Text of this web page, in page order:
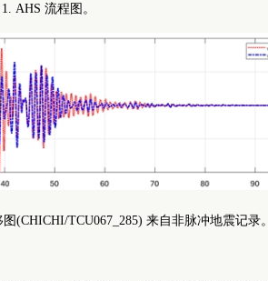
AHS 流程图。
(CHICHI/TCU067_285) 来自非脉冲地震记录。